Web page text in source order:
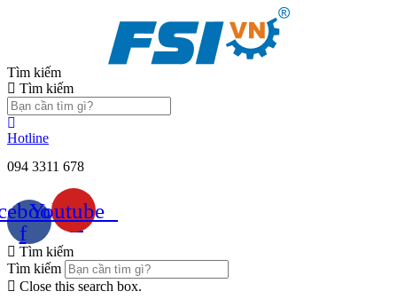
Tìm kiếm
Tìm kiếm
Hotline
094 3311 678
f
Youtube
Tìm kiếm
Tìm kiếm
Close this search box.